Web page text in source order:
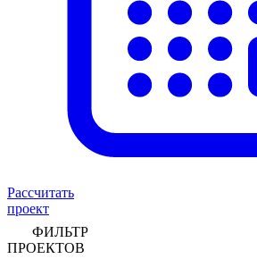
Рассчитать
проект
ФИЛЬТР
ПРОЕКТОВ